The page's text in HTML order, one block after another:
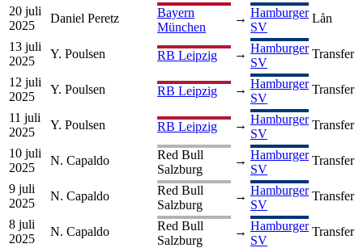
20 juli
2025
Daniel Peretz
Bayern
München
→ Hamburger
SV
Lån
13 juli
2025
Y. Poulsen RB Leipzig → Hamburger
SV
Transfer
12 juli
2025
Y. Poulsen RB Leipzig → Hamburger
SV
Transfer
11 juli
2025
Y. Poulsen RB Leipzig → Hamburger
SV
Transfer
10 juli
2025
N. Capaldo
Red Bull
Salzburg
→ Hamburger
SV
Transfer
9 juli
2025
N. Capaldo
Red Bull
Salzburg
→ Hamburger
SV
Transfer
8 juli
2025
N. Capaldo
Red Bull
Salzburg
→ Hamburger
SV
Transfer